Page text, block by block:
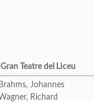
Teatre del Liceu
Brahms, Johannes
Richard